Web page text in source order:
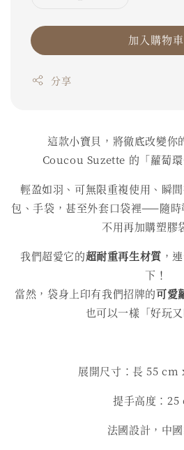
加入購物車
分享
這款小寶貝，將徹底改變你
Coucou Suzette 的「蘿蔔環
輕盈如羽、可無限重複使用、瞬
包、手袋，甚至外套口袋裡——隨時
不用再加購塑膠
我們超愛它的超耐重再生材質 ，
下！
當然，袋身上印有我們招牌的可愛
也可以一樣「好玩
展開尺寸：長 55 cm
提手高度：25
法國設計，中